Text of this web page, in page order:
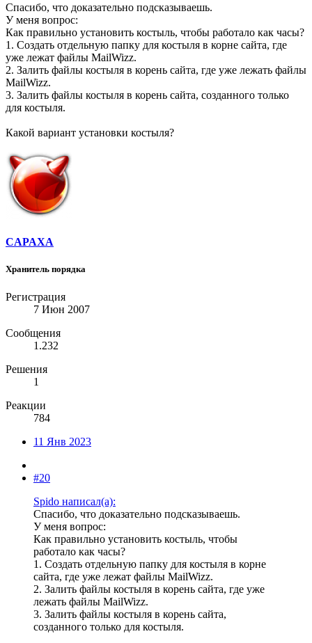
Спасибо, что доказательно подсказываешь.
У меня вопрос:
Как правильно установить костыль, чтобы работало как часы?
1. Создать отдельную папку для костыля в корне сайта, где
уже лежат файлы MailWizz.
2. Залить файлы костыля в корень сайта, где уже лежать файлы
MailWizz.
3. Залить файлы костыля в корень сайта, созданного только
для костыля.
Какой вариант установки костыля?
CAPAXA
Хранитель порядка
Регистрация
7 Июн 2007
Сообщения
1.232
Решения
1
Реакции
784
11 Янв 2023
#20
Spido написал(а):
Спасибо, что доказательно подсказываешь.
У меня вопрос:
Как правильно установить костыль, чтобы
работало как часы?
1. Создать отдельную папку для костыля в корне
сайта, где уже лежат файлы MailWizz.
2. Залить файлы костыля в корень сайта, где уже
лежать файлы MailWizz.
3. Залить файлы костыля в корень сайта,
созданного только для костыля.